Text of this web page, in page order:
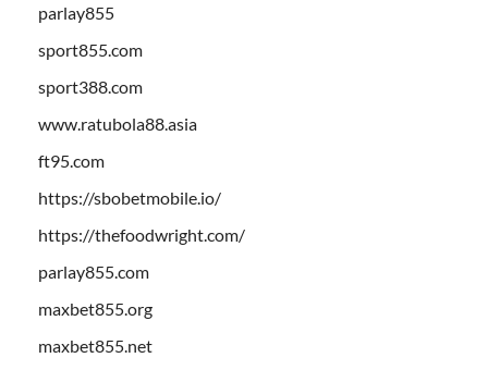
parlay855
sport855.com
sport388.com
www.ratubola88.asia
ft95.com
https://sbobetmobile.io/
https://thefoodwright.com/
parlay855.com
maxbet855.org
maxbet855.net